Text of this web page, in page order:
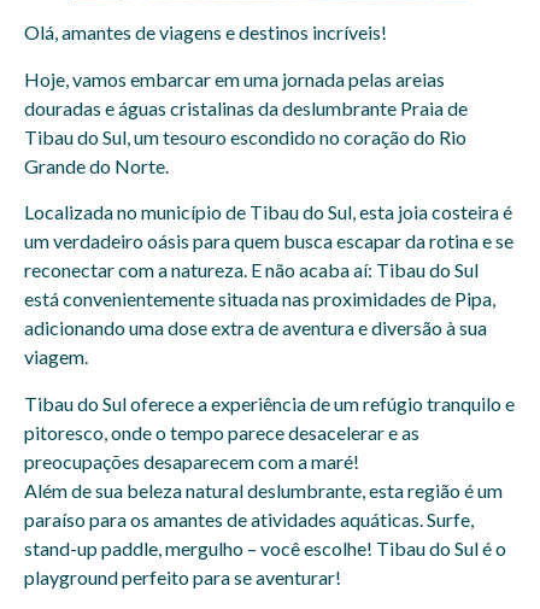
Olá, amantes de viagens e destinos incríveis!
Hoje, vamos embarcar em uma jornada pelas areias
douradas e águas cristalinas da deslumbrante Praia de
Tibau do Sul, um tesouro escondido no coração do Rio
Grande do Norte.
Localizada no município de Tibau do Sul, esta joia costeira é
um verdadeiro oásis para quem busca escapar da rotina e se
reconectar com a natureza. E não acaba aí: Tibau do Sul
está convenientemente situada nas proximidades de Pipa,
adicionando uma dose extra de aventura e diversão à sua
viagem.
Tibau do Sul oferece a experiência de um refúgio tranquilo e
pitoresco, onde o tempo parece desacelerar e as
preocupações desaparecem com a maré!
Além de sua beleza natural deslumbrante, esta região é um
paraíso para os amantes de atividades aquáticas. Surfe,
stand-up paddle, mergulho – você escolhe! Tibau do Sul é o
playground perfeito para se aventurar!